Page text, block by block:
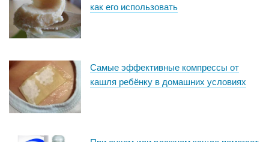
как его использовать
Самые эффективные компрессы от
кашля ребёнку в домашних условиях